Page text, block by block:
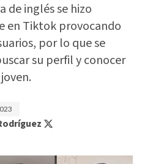
de inglés se hizo
en Tiktok provocando
por lo que se
su perfil y conocer